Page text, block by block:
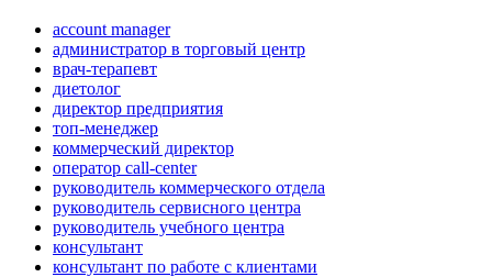
account manager
администратор в торговый центр
врач-терапевт
диетолог
директор предприятия
топ-менеджер
коммерческий директор
оператор call-center
руководитель коммерческого отдела
руководитель сервисного центра
руководитель учебного центра
консультант
консультант по работе с клиентами